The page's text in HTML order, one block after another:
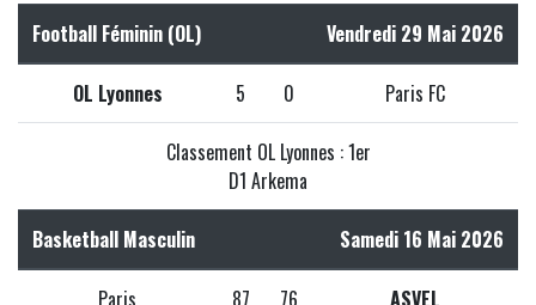
Football Féminin (OL) Vendredi 29 Mai 2026
OL Lyonnes 5 0 Paris FC
Classement OL Lyonnes : 1er
D1 Arkema
Basketball Masculin Samedi 16 Mai 2026
Paris 87 76 ASVEL